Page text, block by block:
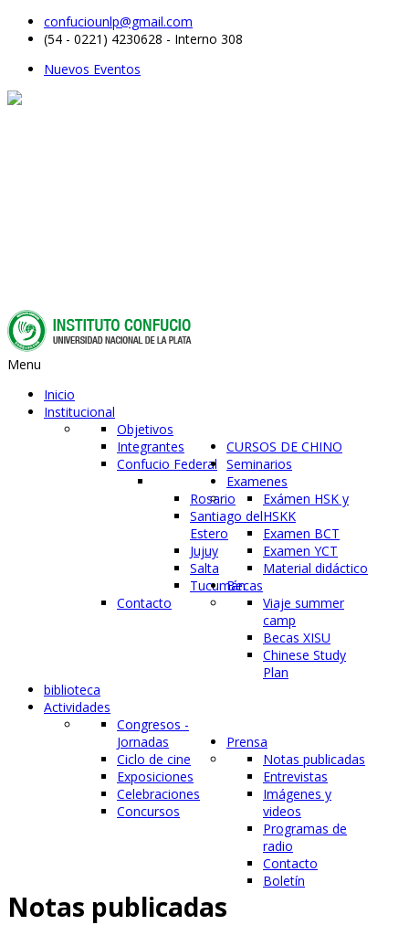
confuciounlp@gmail.com
(54 - 0221) 4230628 - Interno 308
Nuevos Eventos
Menu
Inicio
Institucional
Objetivos
Integrantes
Confucio Federal
Rosario
Santiago del
Estero
Jujuy
Salta
Tucumán
Contacto
CURSOS DE CHINO
Seminarios
Examenes
Exámen HSK y
HSKK
Examen BCT
Examen YCT
Material didáctico
Becas
Viaje summer
camp
Becas XISU
Chinese Study
Plan
biblioteca
Actividades
Congresos -
Jornadas
Ciclo de cine
Exposiciones
Celebraciones
Concursos
Prensa
Notas publicadas
Entrevistas
Imágenes y
videos
Programas de
radio
Contacto
Boletín
Notas publicadas